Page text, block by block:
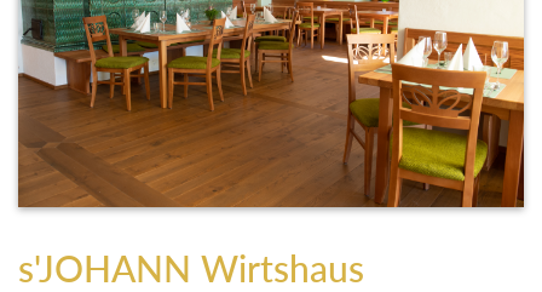
s'JOHANN Wirtshaus